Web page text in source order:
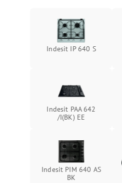
Indesit IP 640 S
Indesit PAA 642
/I(BK) EE
Indesit PIM 640 AS
BK